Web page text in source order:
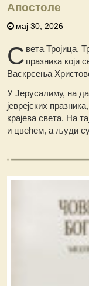
Апостоле
мај 30, 2026
С вета Тројица,
празника који
Васкрсења
У Јерусалиму, на
јеврејских
крајева света. На
и цвећем, а људи